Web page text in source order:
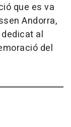
que es va
Andorra,
al
del